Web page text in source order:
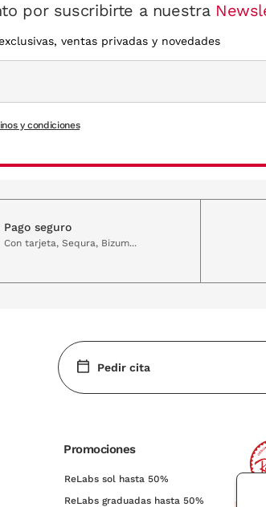
por suscribirte a nuestra
ventas privadas y novedades
y condiciones
Pago seguro
Con tarjeta, Sequra, Bizum...
Pedir cita
Promociones
ReLabs sol hasta 50%
ReLabs graduadas hasta 50%